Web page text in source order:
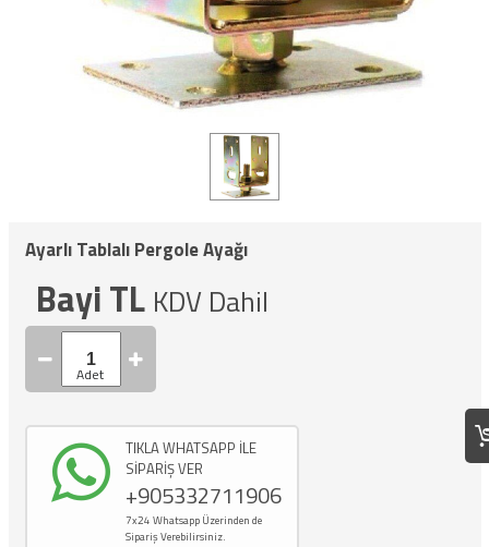
Ayarlı Tablalı Pergole Ayağı
Bayi TL KDV Dahil
TIKLA WHATSAPP İLE
SİPARİŞ VER
+905332711906
7x24 Whatsapp Üzerinden de
Sipariş Verebilirsiniz.